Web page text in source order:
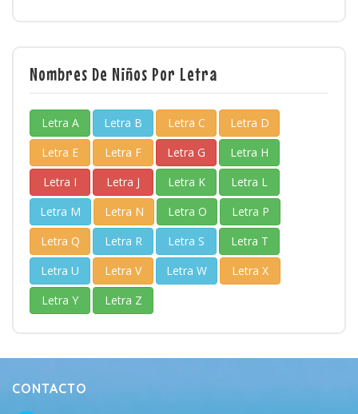
Nombres De Niños Por Letra
Letra A Letra B Letra C
Letra D
Letra E
Letra F Letra G
Letra H
Letra I
Letra J Letra K
Letra L
Letra M
Letra N Letra O
Letra P
Letra Q
Letra R Letra S
Letra T
Letra U
Letra V Letra W
Letra X
Letra Y
Letra Z
CONTACTO